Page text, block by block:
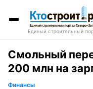
Единый строительный
Смольный
200 млн на
Финансы